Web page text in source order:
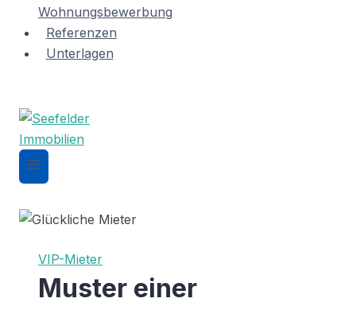
Wohnungsbewerbung
Referenzen
Unterlagen
VIP-Mieter
Muster einer